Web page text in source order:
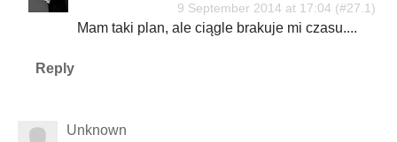
9 September 2014 at 17:04
Mam taki plan, ale ciągle brakuje mi czasu....
Reply
Unknown